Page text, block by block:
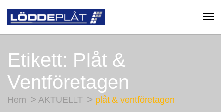
Etikett: Plåt &
Ventföretagen
Hem AKTUELLT plåt & ventföretagen